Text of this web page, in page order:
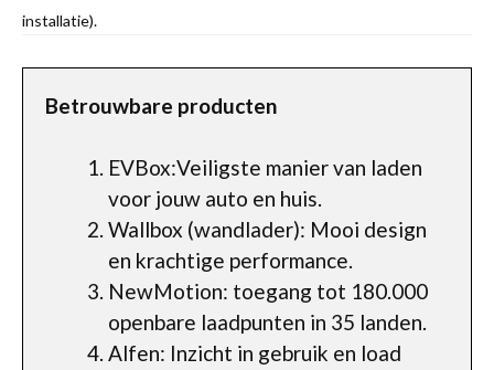
installatie).
Betrouwbare producten
EVBox:Veiligste manier van laden
voor jouw auto en huis.
Wallbox (wandlader): Mooi design
en krachtige performance.
NewMotion: toegang tot 180.000
openbare laadpunten in 35 landen.
Alfen: Inzicht in gebruik en load